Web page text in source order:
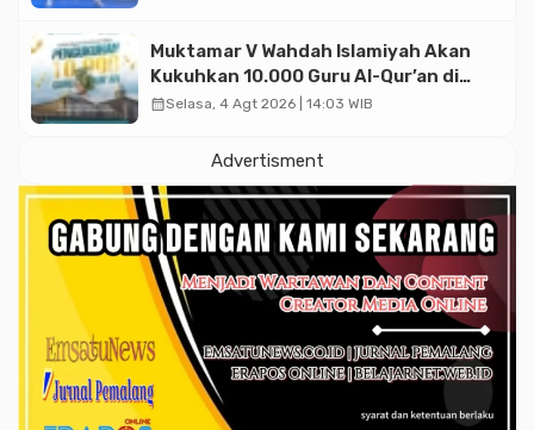
Muktamar V Wahdah Islamiyah Akan
Kukuhkan 10.000 Guru Al-Qur’an di
Masjid Istiqlal
calendar_monthSelasa, 4 Agt 2026 | 14:03 WIB
Advertisment